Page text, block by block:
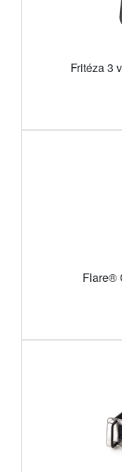
Fritéza 3
Flare®